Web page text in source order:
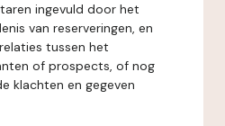
ingevuld door het
van reserveringen, en
tussen het
of prospects, of nog
klachten en gegeven